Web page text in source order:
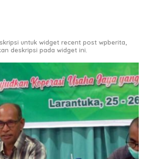
untuk widget recent post wpberita,
deskripsi pada widget ini.